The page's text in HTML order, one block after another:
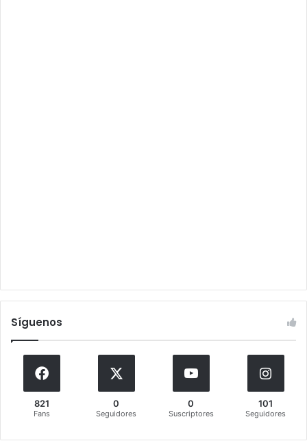
Síguenos
821
Fans
0
Seguidores
0
Suscriptores
101
Seguidores